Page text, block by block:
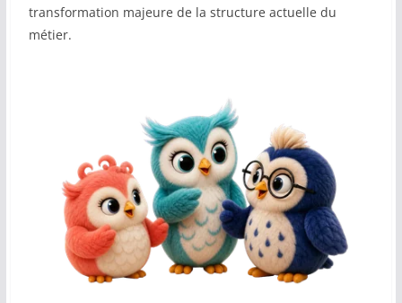
transformation majeure de la structure actuelle du
métier.